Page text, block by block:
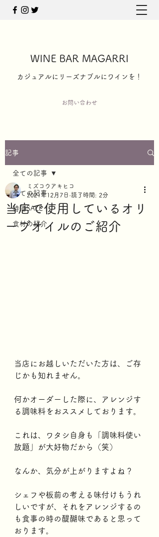
WINE BAR MAGARRI
​カジュアルにリーズナブルにワインを！
お問い合わせ
記事
全ての記事
特価SALE！
食材の紹介
全ての記事
当店で使用しているオリ
ーブオイルのご紹介
ミズコウアキヒコ
2021年12月7日 読了時間: 2分
当店にお越しいただいた方は、ご存
じかも知れません。
何かオーダーした際に、アレンジす
る調味料をおススメしております。
これは、ワタシ自身も「調味料使い
放題」が大好物だから（笑）
なんか、気分が上がりますよね？
シェフや板前の考える味付けもうれ
しいですが、それをアレンジするの
も食事の時の醍醐味であると思って
おります。